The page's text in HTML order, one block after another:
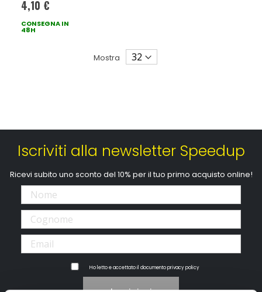
4,10 €
CONSEGNA IN
48H
Mostra
Iscriviti alla newsletter Speedup
Ricevi subito uno sconto del 10% per il tuo primo acquisto online!
Ho letto e accettato il documentoprivacy policy